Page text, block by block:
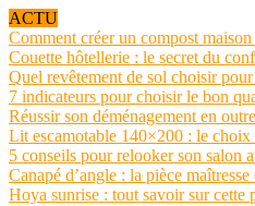
ACTU
Comment créer un compost
Couette hôtellerie : le secret du
Quel revêtement de sol choisir
7 indicateurs pour choisir le bon
Réussir son déménagement en
Lit escamotable 140×200 : le choix
5 conseils pour relooker son salon
Canapé d’angle : la pièce
Hoya sunrise : tout savoir sur cette